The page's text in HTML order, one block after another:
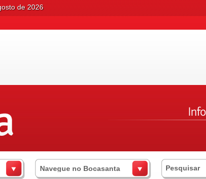
de 2026
Navegue no Bocasanta